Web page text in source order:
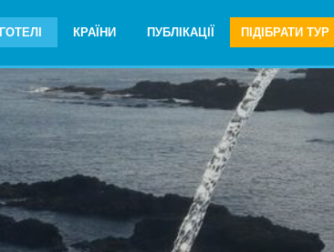
ГОТЕЛІ КРАЇНИ ПУБЛІКАЦІЇ ПІДІБРАТИ ТУР